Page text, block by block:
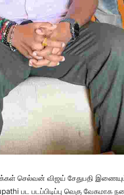
செல்வன் விஜய் சேதுபதி
பட படப்பிடிப்பு வெகு வேகமாக